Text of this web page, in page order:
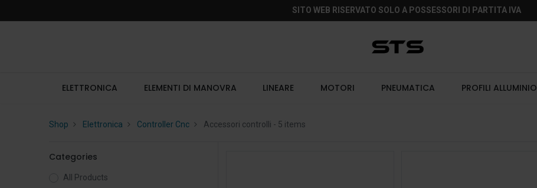
SITO WEB RISERVATO SOLO A POSSESSORI DI PARTITA IVA
ELETTRONICA ELEMENTI DI MANOVRA LINEARE MOTORI PNEUMATICA PROFILI ALLUMINIO
Shop Elettronica Controller Cnc Accessori controlli - 5 items
Categories
All Products